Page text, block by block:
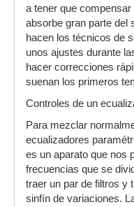
a tener que
absorbe gran parte del
hacen los técnicos de
unos ajustes durante
hacer correcciones
suenan los primeros
Controles de un
Para mezclar
ecualizadores
es un aparato que nos
frecuencias que se
traer un par de filtros y
sinfín de variaciones.